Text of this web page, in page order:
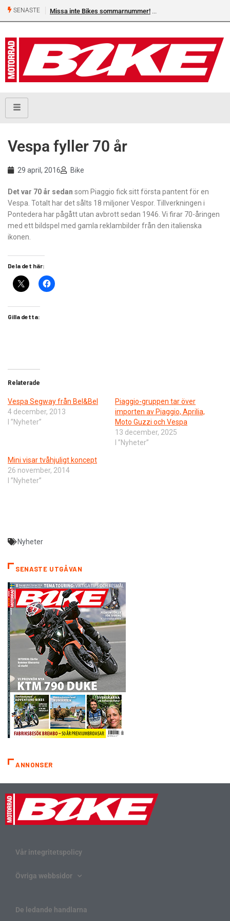
SENASTE Missa inte Bikes sommarnummer!
Vespa fyller 70 år
29 april, 2016 Bike
Det var 70 år sedan som Piaggio fick sitt första pantent för en
Vespa. Totalt har det sålts 18 miljoner Vespor. Tillverkningen i
Pontedera har pågått utan avbrott sedan 1946. Vi firar 70-åringen
med ett bildspel med gamla reklambilder från den italienska
ikonen.
Dela det här:
Gilla detta:
Relaterade
Vespa Segway från Bel&Bel
4 december, 2013
I ”Nyheter”
Piaggio-gruppen tar över
importen av Piaggio, Aprilia,
Moto Guzzi och Vespa
13 december, 2025
I ”Nyheter”
Mini visar tvåhjuligt koncept
26 november, 2014
I ”Nyheter”
Nyheter
SENASTE UTGÅVAN
ANNONSER
Vår integritetspolicy
Övriga webbsidor
De ledande handlarna